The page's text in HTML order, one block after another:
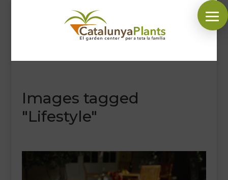
SÍGUENOS EN:
INICIO
PLANTAS
MASCOTAS
Images tagged
"Lifestyle"